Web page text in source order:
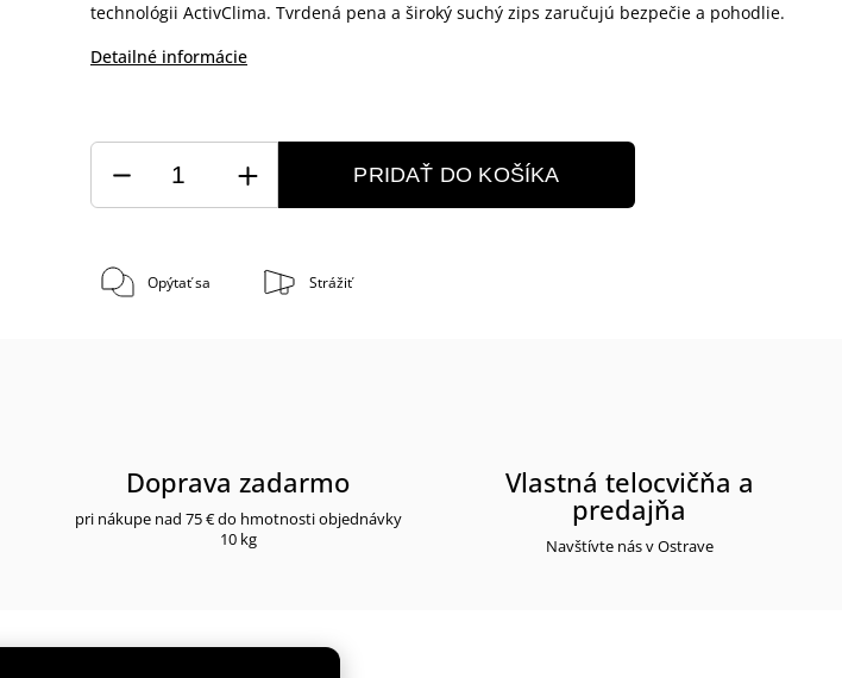
technológii ActivClima. Tvrdená pena a široký suchý zips zaručujú bezpečie a pohodlie.
Detailné informácie
PRIDAŤ DO KOŠÍKA
Opýtať sa Strážiť
Doprava zadarmo
pri nákupe nad 75 € do hmotnosti objednávky
10 kg
Vlastná telocvičňa a
predajňa
Navštívte nás v Ostrave